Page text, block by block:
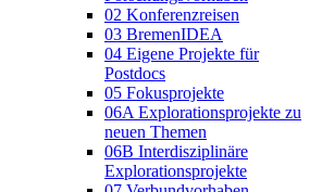
02 Konferenzreisen
03 BremenIDEA
04 Eigene Projekte für
Postdocs
05 Fokusprojekte
06A Explorationsprojekte zu
neuen Themen
06B Interdisziplinäre
Explorationsprojekte